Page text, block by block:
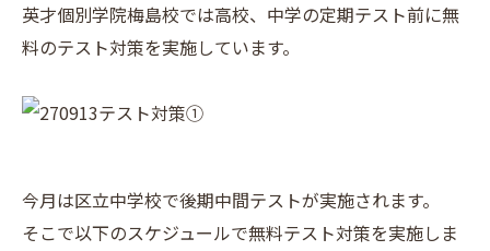
英才個別学院梅島校では高校、中学の定期テスト前に無
料のテスト対策を実施しています。
今月は区立中学校で後期中間テストが実施されます。
そこで以下のスケジュールで無料テスト対策を実施しま